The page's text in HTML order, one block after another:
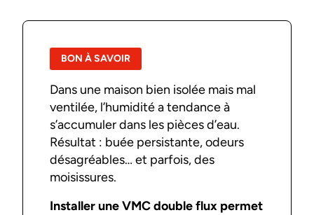
BON À SAVOIR
Dans une maison bien isolée mais mal
ventilée, l’humidité a tendance à
s’accumuler dans les pièces d’eau.
Résultat : buée persistante, odeurs
désagréables… et parfois, des
moisissures.
Installer une VMC double flux permet